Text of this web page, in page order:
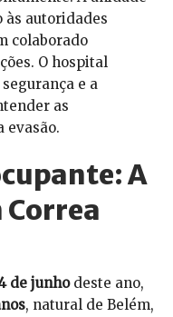
às autoridades
colaborado
O hospital
e a
as
evasão.
A
Correa
de junhodeste ano,
, natural de Belém,